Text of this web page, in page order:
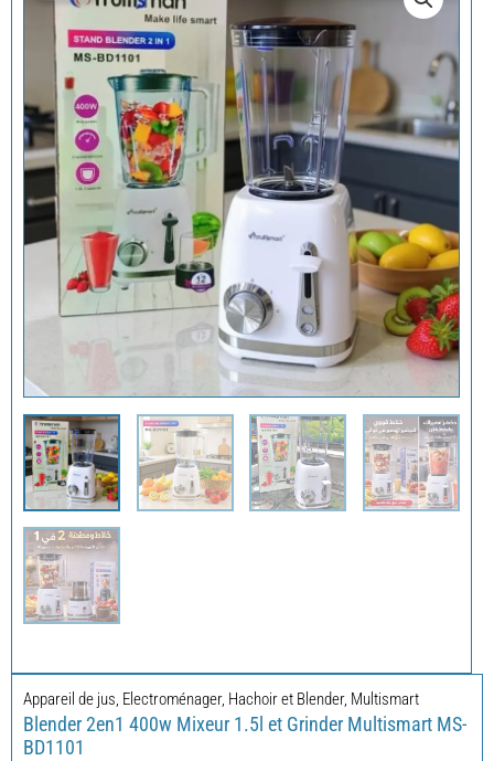
Appareil de jus, Electroménager, Hachoir et Blender, Multismart
Blender 2en1 400w Mixeur 1.5l et Grinder Multismart MS-
BD1101